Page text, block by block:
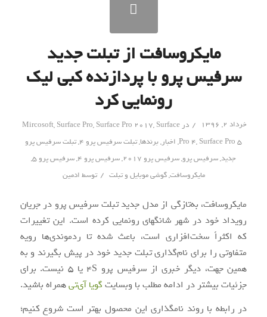
مایکروسافت از تبلت جدید
سرفیس پرو با پردازنده کبی لیک
رونمایی کرد
خرداد ۲, ۱۳۹۶ / در Mircosoft, Surface Pro, Surface Pro 2017, Surface
Pro 4, Surface Pro 5
, اخبار,برندها,تبلت سرفیس پرو 4 ,تبلت سرفیس پرو
جدید,سرفیس پرو,سرفیس پرو 2017 ,سرفیس پرو 4 ,سرفیس پرو 5 ,
مایکروسافت,گوشی موبایل و تبلت / توسط ادمین
مایکروسافت، به‌تازگی از مدل جدید تبلت سرفیس پرو در جریان
رویداد خود در شهر شانگهای رونمایی کرده است. این تغییرات
که اکثراً سخت‌افزاری است، باعث شده تا ردموندی‌ها رویه
متفاوتی را برای نام‌گذاری تبلت جدید خود در پیش بگیرند و به
همین جهت، دیگر خبری از سرفیس پرو ۴S یا ۵ نیست. برای
جزئیات بیشتر در ادامه مطلب با وب‎سایت
گویا آی‌تیهمراه باشید.
در رابطه با روند نام‏گذاری این محصول بهتر است شروع کنیم؛